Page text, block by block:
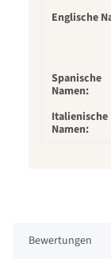
Englische
Spanische
Namen:
Italienische
Namen:
Bewertungen